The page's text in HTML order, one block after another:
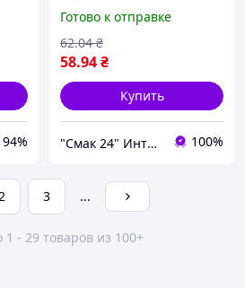
94%
Fraise 45г Вьетнам
Готово к отправке
58.94₴
62.04 ₴
Купить
"Смак 24" Интернет-магазин 100%
3 ...
1 - 29 товаров из 100+